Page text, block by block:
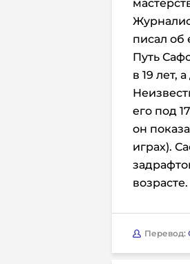
писал об
Путь
в 19 лет,
его под
он
играх).
возрасте.
Перевод: